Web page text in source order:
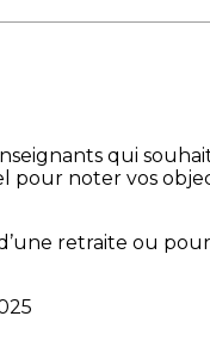
qui
noter vos
retraite ou